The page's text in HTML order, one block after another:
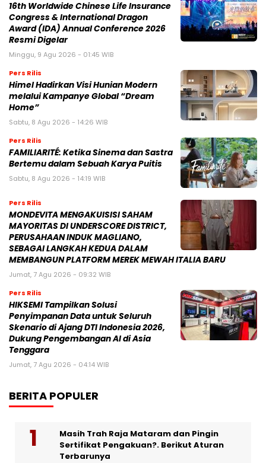
16th Worldwide Chinese Life Insurance
Congress & International Dragon
Award (IDA) Annual Conference 2026
Resmi Digelar
Minggu, 9 Agu 2026 - 01:45 WIB
Pers Rilis
Himel Hadirkan Visi Hunian Modern
melalui Kampanye Global “Dream
Home”
Sabtu, 8 Agu 2026 - 14:26 WIB
Pers Rilis
FAMILIARITÉ: Ketika Sinema dan Sastra
Bertemu dalam Sebuah Karya Puitis
Sabtu, 8 Agu 2026 - 14:19 WIB
Pers Rilis
MONDEVITA MENGAKUISISI SAHAM
MAYORITAS DI UNDERSCORE DISTRICT,
PERUSAHAAN INDUK MAGLIANO,
SEBAGAI LANGKAH KEDUA DALAM
MEMBANGUN PLATFORM MEREK MEWAH ITALIA BARU
Jumat, 7 Agu 2026 - 09:32 WIB
Pers Rilis
HIKSEMI Tampilkan Solusi
Penyimpanan Data untuk Seluruh
Skenario di Ajang DTI Indonesia 2026,
Dukung Pengembangan AI di Asia
Tenggara
Jumat, 7 Agu 2026 - 04:14 WIB
BERITA POPULER
Masih Trah Raja Mataram dan Pingin
Sertifikat Pengakuan?. Berikut Aturan
Terbarunya